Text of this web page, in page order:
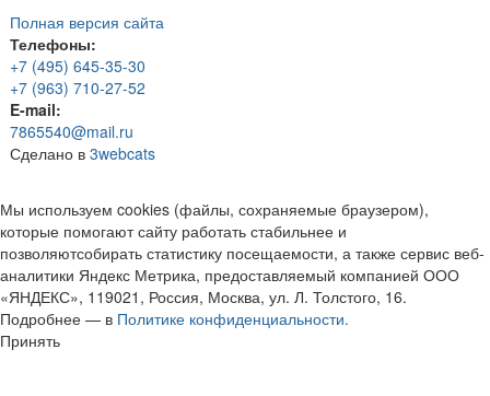
Полная версия сайта
Телефоны:
+7 (495) 645-35-30
+7 (963) 710-27-52
E-mail:
7865540@mail.ru
Сделано в 3webcats
Мы используем cookies (файлы, сохраняемые браузером),
которые помогают сайту работать стабильнее и
позволяютсобирать статистику посещаемости, а также сервис веб-
аналитики Яндекс Метрика, предоставляемый компанией ООО
«ЯНДЕКС», 119021, Россия, Москва, ул. Л. Толстого, 16.
Подробнее — в Политике конфиденциальности.
Принять